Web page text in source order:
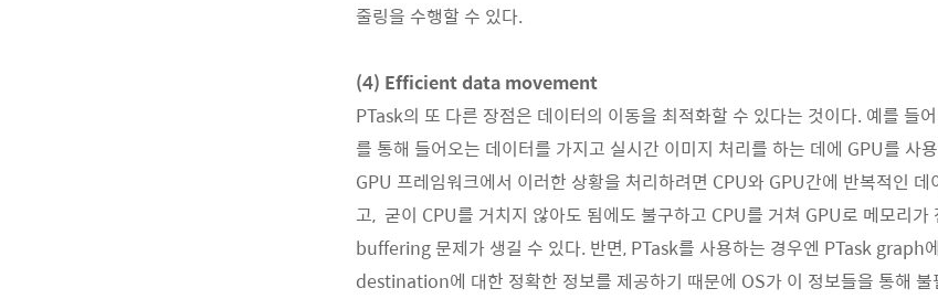
줄링을 수행할 수 있다.
(4) Efficient data movement
PTask의 또 다른 장점은 데이터의 이동을 최적화할 수 있다는 것이다. 예를 들
를 통해 들어오는 데이터를 가지고 실시간 이미지 처리를 하는 데에 GPU를 사
GPU 프레임워크에서 이러한 상황을 처리하려면 CPU와 GPU간에 반복적인 데
고, 굳이 CPU를 거치지 않아도 됨에도 불구하고 CPU를 거쳐 GPU로 메모리
buffering 문제가 생길 수 있다. 반면, PTask를 사용하는 경우엔 PTask graph
destination에 대한 정확한 정보를 제공하기 때문에 OS가 이 정보들을 통해 불